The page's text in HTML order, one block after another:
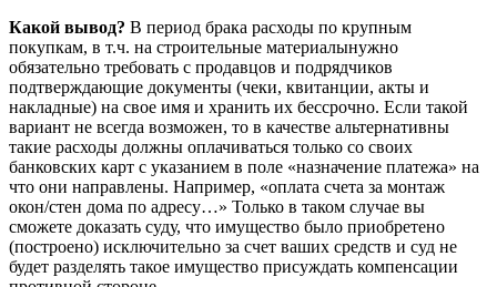
Какой вывод? В период брака расходы по крупным
покупкам, в т.ч. на строительные материалынужно
обязательно требовать с продавцов и подрядчиков
подтверждающие документы (чеки, квитанции, акты и
накладные) на свое имя и хранить их бессрочно. Если такой
вариант не всегда возможен, то в качестве альтернативны
такие расходы должны оплачиваться только со своих
банковских карт с указанием в поле «назначение платежа» на
что они направлены. Например, «оплата счета за монтаж
окон/стен дома по адресу…» Только в таком случае вы
сможете доказать суду, что имущество было приобретено
(построено) исключительно за счет ваших средств и суд не
будет разделять такое имущество присуждать компенсации